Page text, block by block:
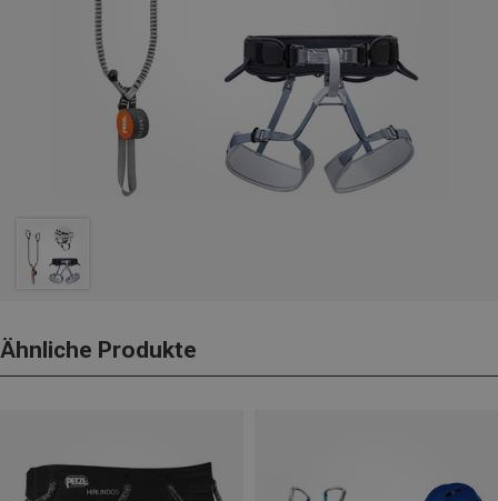
Ähnliche Produkte